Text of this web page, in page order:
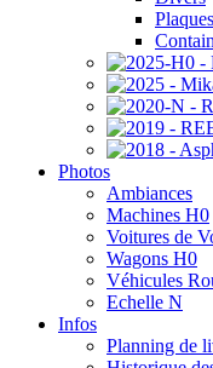
Photos
Ambiances
Machines H0
Voitures de
Wagons H0
Véhicules
Echelle N
Infos
Planning de